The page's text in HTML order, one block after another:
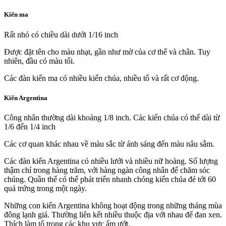
Kiến ma
Rất nhỏ có chiều dài dưới 1/16 inch
Được đặt tên cho màu nhạt, gần như mờ của cơ thể và chân. Tuy
nhiên, đầu có màu tối.
Các đàn kiến ma có nhiều kiến chúa, nhiều tổ và rất cơ động.
Kiến Argentina
Công nhân thường dài khoảng 1/8 inch. Các kiến chúa có thể dài từ
1/6 đến 1/4 inch
Các cơ quan khác nhau về màu sắc từ ánh sáng đến màu nâu sẫm.
Các đàn kiến Argentina có nhiều lưới và nhiều nữ hoàng. Số lượng
thậm chí trong hàng trăm, với hàng ngàn công nhân để chăm sóc
chúng. Quần thể có thể phát triển nhanh chóng kiến chúa đẻ tới 60
quả trứng trong một ngày.
Những con kiến Argentina không hoạt động trong những tháng mùa
đông lạnh giá. Thường liên kết nhiều thuộc địa với nhau để đan xen.
Thích làm tổ trong các khu vực ẩm ướt.